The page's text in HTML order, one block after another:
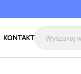
KONTAKT